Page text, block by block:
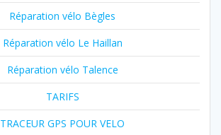
Réparation vélo Bègles
Réparation vélo Le Haillan
Réparation vélo Talence
TARIFS
TRACEUR GPS POUR VELO